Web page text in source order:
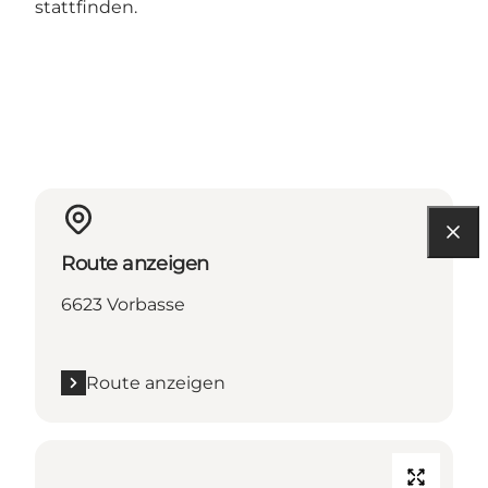
stattfinden.
Route anzeigen
6623 Vorbasse
Route anzeigen